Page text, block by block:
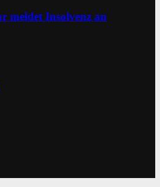
meldet Insolvenz an